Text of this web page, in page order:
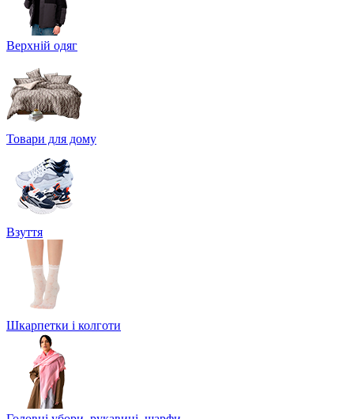
Верхній одяг
Товари для дому
Взуття
Шкарпетки і колготи